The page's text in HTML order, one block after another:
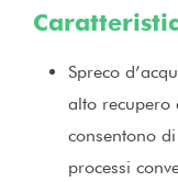
Spreco
alto recupero
consentono
processi